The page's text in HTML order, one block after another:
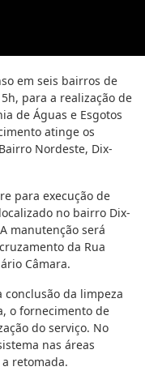
em seis bairros de
para a realização de
de Águas e Esgotos
atinge os
Nordeste, Dix-
para execução de
no bairro Dix-
manutenção será
da Rua
Câmara.
conclusão da limpeza
o fornecimento de
do serviço. No
nas áreas
retomada.